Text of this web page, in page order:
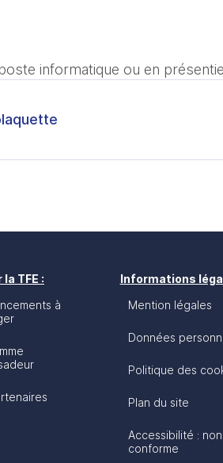
informatique ou en
TFE :
à
Informations
Mention légales
Données
Politique des
Plan du site
Accessibilité : non
conforme